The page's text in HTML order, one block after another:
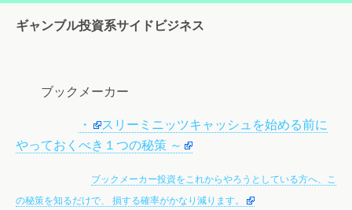
ギャンブル投資系サイドビジネス
ブックメーカー
・
スリーミニッツキャッシュを始める前に
やっておくべき１つの秘策 ～
ブックメーカー投資をこれからやろうとしている方へ、こ
の秘策を知るだけで、 損する確率がかなり減ります。